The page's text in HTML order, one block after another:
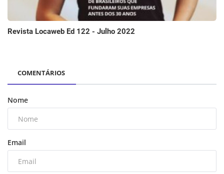
Revista Locaweb Ed 122 - Julho 2022
COMENTÁRIOS
Nome
Email